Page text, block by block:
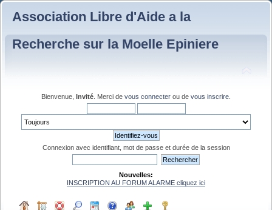
Association Libre d'Aide a la
Recherche sur la Moelle Epiniere
Bienvenue, Invité . Merci de vous connecter ou de vous inscrire
Connexion avec identifiant, mot de passe et durée de la session
Nouvelles:
INSCRIPTION AU FORUM ALARME cliquez ici